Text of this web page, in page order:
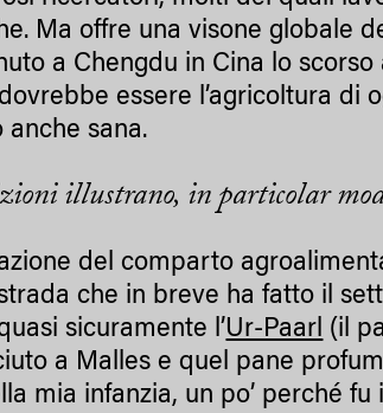
Ma offre una visone globale
a Chengdu in Cina lo
essere l’agricoltura di
anche sana.
illustrano, in particolar
del comparto
che in breve ha fatto il
sicuramente l’Ur-Paarl (il
a Malles e quel pane
mia infanzia, un po’ perché